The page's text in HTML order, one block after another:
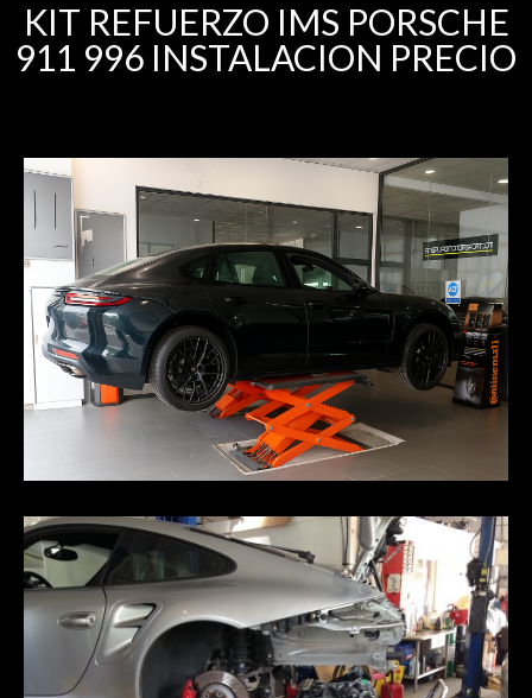
KIT REFUERZO IMS PORSCHE
911 996 INSTALACION PRECIO